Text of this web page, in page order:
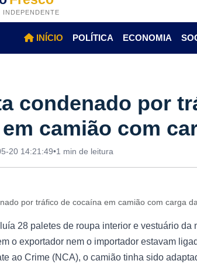
INÍCIO POLÍTICA ECONOMIA
condenado por
camião com
20 14:21:49•1 min de leitura
por tráfico de cocaína em camião com carga
28 paletes de roupa interior e vestuário da
o exportador nem o importador estavam
ao Crime (NCA), o camião tinha sido